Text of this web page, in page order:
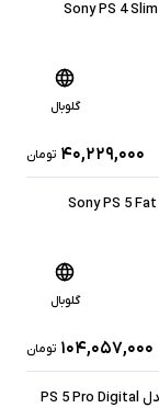
کنسول بازی استوک سونی مدل Sony PS 4 Slim
گلوبال
۴۰,۲۲۹,۰۰۰ تومان
کنسول بازی استوک سونی مدل Sony PS 5 Fat
گلوبال
۱۰۴,۰۵۷,۰۰۰ تومان
کنسول بازی استوک سونی مدل PS 5 Pro Digital